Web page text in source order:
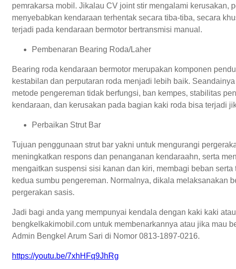
pemrakarsa mobil. Jikalau CV joint stir mengalami kerusakan,
menyebabkan kendaraan terhentak secara tiba-tiba, secara
terjadi pada kendaraan bermotor bertransmisi manual.
Pembenaran Bearing Roda/Laher
Bearing roda kendaraan bermotor merupakan komponen
kestabilan dan perputaran roda menjadi lebih baik.
metode pengereman tidak berfungsi, ban kempes, stabilitas
kendaraan, dan kerusakan pada bagian kaki roda bisa terjadi
Perbaikan Strut Bar
Tujuan penggunaan strut bar yakni untuk mengurangi
meningkatkan respons dan penanganan kendaraahn, serta
mengaitkan suspensi sisi kanan dan kiri, membagi beban
kedua sumbu pengereman. Normalnya, dikala melaksanakan
pergerakan sasis.
Jadi bagi anda yang mempunyai kendala dengan kaki kaki
bengkelkakimobil.com untuk membenarkannya atau jika mau
Admin Bengkel Arum Sari di Nomor 0813-1897-0216.
https://youtu.be/7xhHFq9JhRg